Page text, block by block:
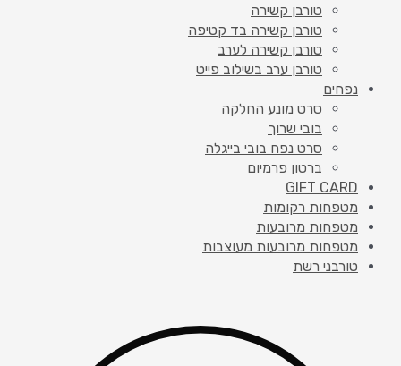
טורבן קשירה
טורבן קשירה בד קטיפה
טורבן קשירה לערב
טורבן ערב בשילוב פייט
נפחים
סרט מונע החלקה
בובי שרוך
סרט נפח בובי בייגלה
ברטון פרמיום
GIFT CARD
מטפחות רקומות
מטפחות מרובעות
מטפחות מרובעות מעוצבות
טורבני רשת